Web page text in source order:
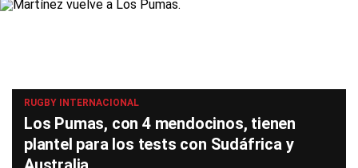
RUGBY INTERNACIONAL
Los Pumas, con 4 mendocinos, tienen
plantel para los tests con Sudáfrica y